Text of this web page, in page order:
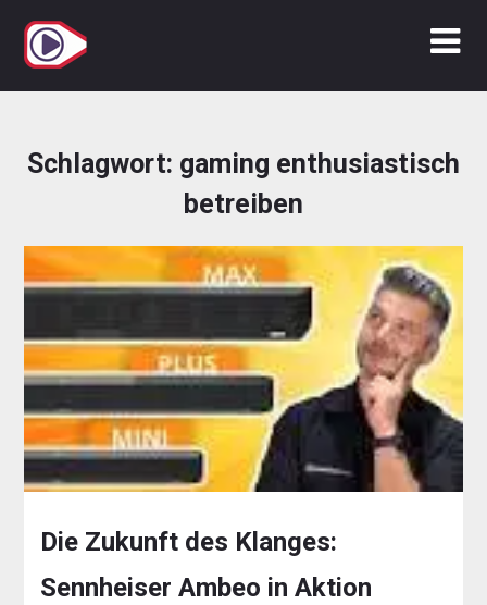
Inhalt
springen
Schlagwort: gaming enthusiastisch
betreiben
Die Zukunft des Klanges:
Sennheiser Ambeo in Aktion